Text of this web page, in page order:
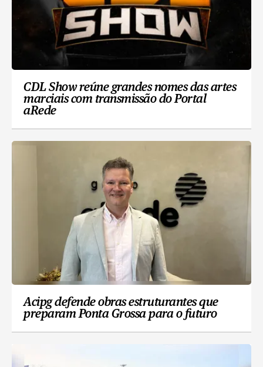
CDL Show reúne grandes nomes das artes
marciais com transmissão do Portal
aRede
Acipg defende obras estruturantes que
preparam Ponta Grossa para o futuro